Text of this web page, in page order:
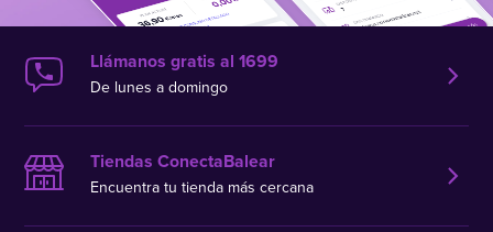
Llámanos gratis al 1699
De lunes a domingo
Tiendas ConectaBalear
Encuentra tu tienda más cercana